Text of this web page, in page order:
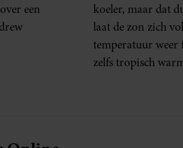
een
koeler, maar dat
laat de zon zich
temperatuur
zelfs tropisch